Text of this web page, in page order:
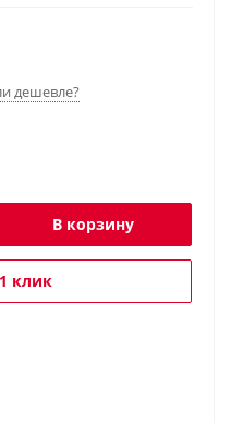
дешевле?
В корзину
клик